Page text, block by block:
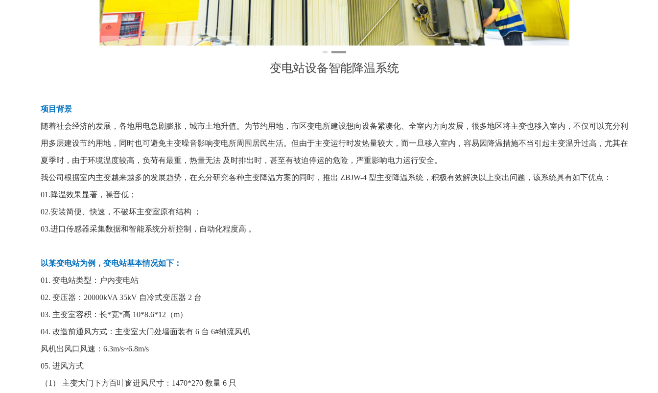
变电站设备智能降温系统
项目背景
随着社会经济的发展，各地用电急剧膨胀，城市土地升值。为节约用地，市区变电所建设想向设备紧凑化、全室内方向发展，很多地区将主变也移入室内，不仅可以充分利
用多层建设节约用地，同时也可避免主变噪音影响变电所周围居民生活。但由于主变运行时发热量较大，而一旦移入室内，容易因降温措施不当引起主变温升过高，尤其在
夏季时，由于环境温度较高，负荷有最重，热量无法 及时排出时，甚至有被迫停运的危险，严重影响电力运行安全。
我公司根据室内主变越来越多的发展趋势，在充分研究各种主变降温方案的同时，推出 ZBJW-4 型主变降温系统，积极有效解决以上突出问题，该系统具有如下优点：
01.降温效果显著，噪音低；
02.安装简便、快速，不破坏主变室原有结构 ；
03.进口传感器采集数据和智能系统分析控制，自动化程度高 。
以某变电站为例，变电站基本情况如下：
01. 变电站类型：户内变电站
02. 变压器：20000kVA 35kV 自冷式变压器 2 台
03. 主变室容积：长*宽*高 10*8.6*12（m）
04. 改造前通风方式：主变室大门处墙面装有 6 台 6#轴流风机
风机出风口风速：6.3m/s~6.8m/s
05. 进风方式
（1） 主变大门下方百叶窗进风尺寸：1470*270 数量 6 只